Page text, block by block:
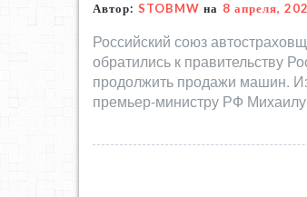
Автор: STOBMW на 8 апреля,
Российский союз
обратились к правительству
продолжить продажи машин.
премьер-министру РФ